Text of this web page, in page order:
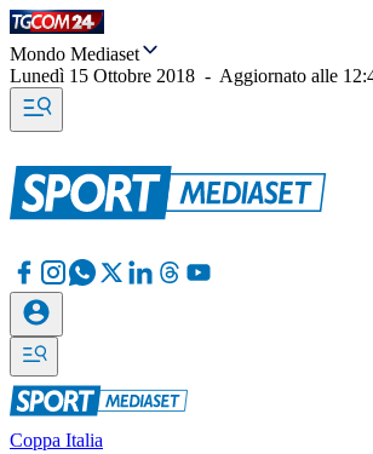
Mondo Mediaset
Lunedì 15 Ottobre 2018 - Aggiornato alle
Coppa Italia